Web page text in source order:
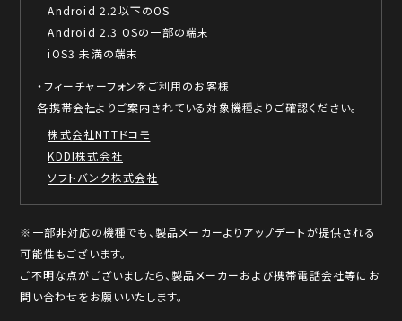
Android 2.2以下のOS
Android 2.3 OSの一部の端末
iOS3 未満の端末
・フィーチャーフォンをご利用のお客様
各携帯会社よりご案内されている対象機種よりご確認ください。
株式会社NTTドコモ
KDDI株式会社
ソフトバンク株式会社
※一部非対応の機種でも、製品メーカーよりアップデートが提供される
可能性もございます。
ご不明な点がございましたら、製品メーカーおよび携帯電話会社等にお
問い合わせをお願いいたします。